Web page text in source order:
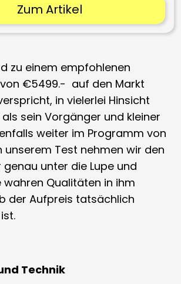
Zum Artikel
zu einem empfohlenen
€5499.- auf den Markt
in vielerlei Hinsicht
sein Vorgänger und kleiner
weiter im Programm von
unserem Test nehmen wir den
genau unter die Lupe und
wahren Qualitäten in ihm
der Aufpreis tatsächlich
Technik